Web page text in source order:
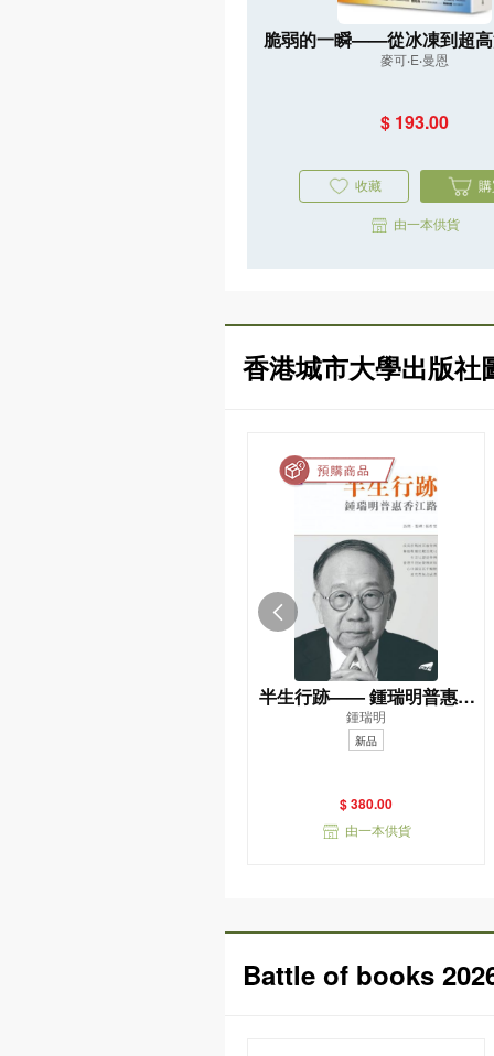
脆弱的一瞬——從冰凍到超
重返45億年氣候史，直指人
麥可‧E‧曼恩
$ 193.00
收藏
由一本供貨
香港城市大學出版社
半生行跡—— 鍾瑞明普惠香
江路
鍾瑞明
新品
$ 380.00
由一本供貨
Battle of books